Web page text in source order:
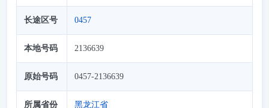
长途区号 0457
本地号码 2136639
原始号码 0457-2136639
所属省份 黑龙江省